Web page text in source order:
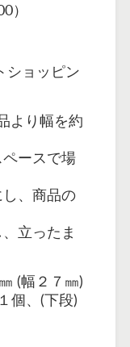
）
ショッピン
より幅を約
ペースで場
し、商品の
立ったま
(幅２７㎜)
個、(下段)